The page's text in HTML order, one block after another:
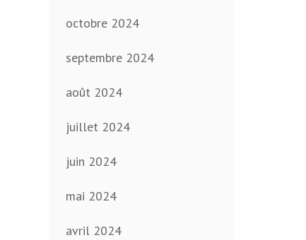
octobre 2024
septembre 2024
août 2024
juillet 2024
juin 2024
mai 2024
avril 2024